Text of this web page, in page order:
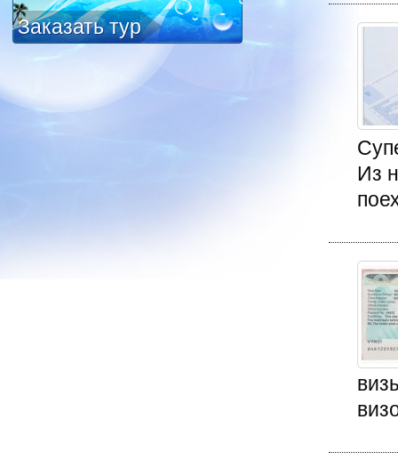
Заказать тур
Из